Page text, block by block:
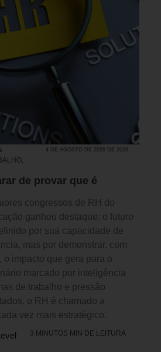
,
4 DE AGOSTO DE 2026 DE 2026
de provar que é
congressos de RH do
ganhou destaque: o futuro
por sua capacidade de
mas por demonstrar, com
o impacto que gera para o
marcado por inteligência
de trabalho e pressão
o RH é chamado a
vez mais estratégico.
3 MINUTOS MIN DE LEITURA